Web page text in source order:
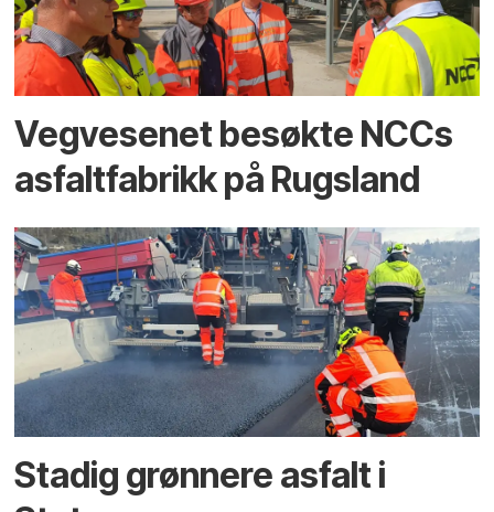
Vegvesenet besøkte NCCs
asfaltfabrikk på Rugsland
Stadig grønnere asfalt i